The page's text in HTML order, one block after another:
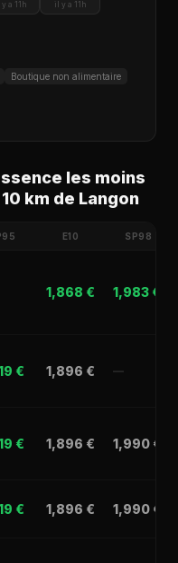
a 11h il y a 11h
Boutique non alimentaire
les moins
km de Langon
E10 SP98
1,868 € 1,983 €
€ 1,896 € —
€ 1,896 € 1,990 €
€ 1,896 € 1,990 €